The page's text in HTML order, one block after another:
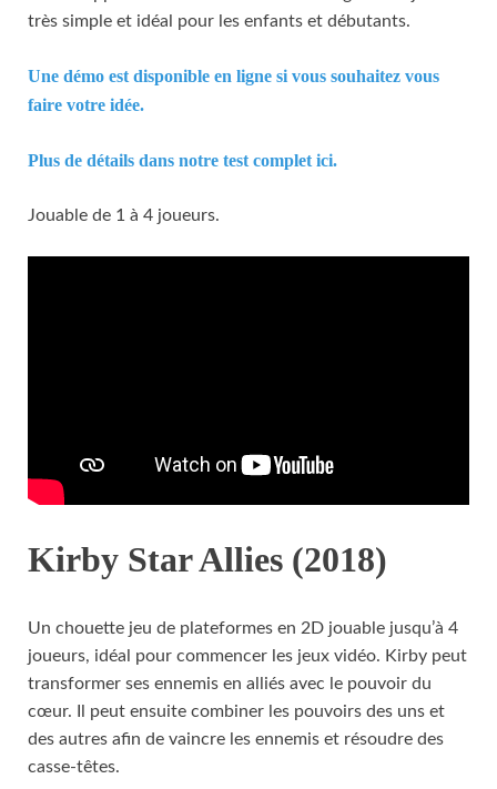
très simple et idéal pour les enfants et débutants.
Une démo est disponible en ligne si vous souhaitez vous
faire votre idée.
Plus de détails dans notre test complet ici.
Jouable de 1 à 4 joueurs.
Kirby Star Allies (2018)
Un chouette jeu de plateformes en 2D jouable jusqu’à 4
joueurs, idéal pour commencer les jeux vidéo. Kirby peut
transformer ses ennemis en alliés avec le pouvoir du
cœur. Il peut ensuite combiner les pouvoirs des uns et
des autres afin de vaincre les ennemis et résoudre des
casse-têtes.